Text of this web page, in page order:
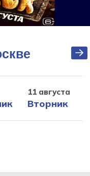
11 августа
Вторник